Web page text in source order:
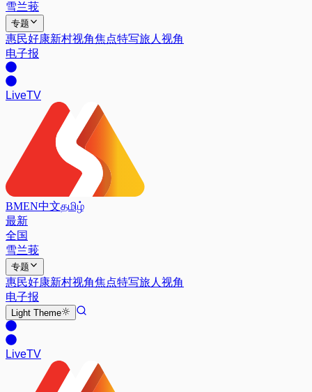
雪兰莪
专题
惠民好康新村视角焦点特写旅人视角
电子报
LiveTV
BMEN中文தமிழ்
最新
全国
雪兰莪
专题
惠民好康新村视角焦点特写旅人视角
电子报
Light Theme
LiveTV